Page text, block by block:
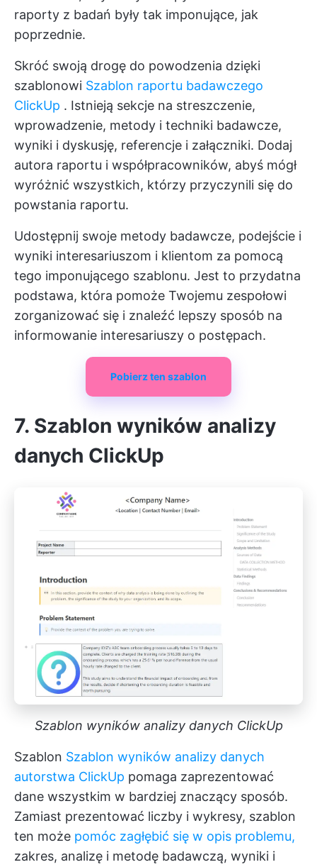
raporty z badań były tak imponujące, jak
poprzednie.
Skróć swoją drogę do powodzenia dzięki
szablonowi Szablon raportu badawczego
ClickUp . Istnieją sekcje na streszczenie,
wprowadzenie, metody i techniki badawcze,
wyniki i dyskusję, referencje i załączniki. Dodaj
autora raportu i współpracowników, abyś mógł
wyróżnić wszystkich, którzy przyczynili się do
powstania raportu.
Udostępnij swoje metody badawcze, podejście i
wyniki interesariuszom i klientom za pomocą
tego imponującego szablonu. Jest to przydatna
podstawa, która pomoże Twojemu zespołowi
zorganizować się i znaleźć lepszy sposób na
informowanie interesariuszy o postępach.
Pobierz ten szablon
7. Szablon wyników analizy
danych ClickUp
Szablon wyników analizy danych ClickUp
Szablon Szablon wyników analizy danych
autorstwa ClickUp pomaga zaprezentować
dane wszystkim w bardziej znaczący sposób.
Zamiast prezentować liczby i wykresy, szablon
ten może pomóc zagłębić się w opis problemu,
zakres, analizę i metodę badawczą, wyniki i